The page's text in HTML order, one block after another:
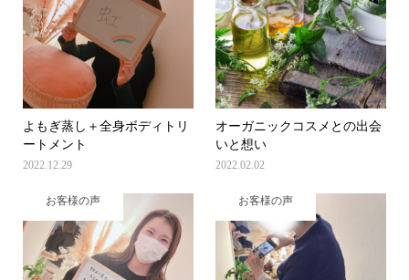
よもぎ蒸し＋全身ボディトリ
ートメント
2022.12.29
オーガニックコスメとの出会
いと想い
2022.02.02
お客様の声 お客様の声